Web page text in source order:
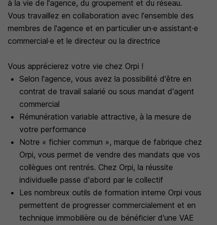
à la vie de l'agence, du groupement et du réseau.
Vous travaillez en collaboration avec l'ensemble des
membres de l'agence et en particulier un·e assistant·e
commercial·e et le directeur ou la directrice
Vous apprécierez votre vie chez Orpi !
Selon l'agence, vous avez la possibilité d'être en
contrat de travail salarié ou sous mandat d'agent
commercial
Rémunération variable attractive, à la mesure de
votre performance
Notre « fichier commun », marque de fabrique chez
Orpi, vous permet de vendre des mandats que vos
collègues ont rentrés. Chez Orpi, la réussite
individuelle passe d'abord par le collectif
Les nombreux outils de formation interne Orpi vous
permettent de progresser commercialement et en
technique immobilière ou de bénéficier d'une VAE